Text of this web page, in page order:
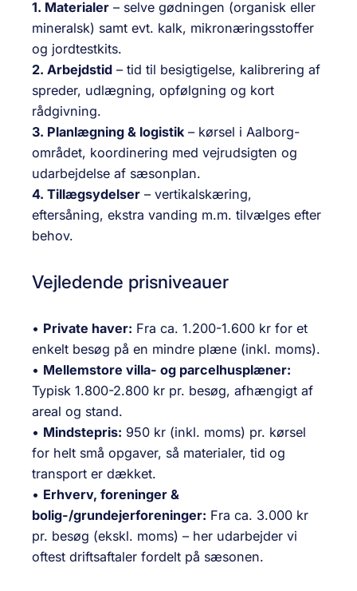
1. Materialer – selve gødningen (organisk eller
mineralsk) samt evt. kalk, mikronæringsstoffer
og jordtestkits.
2. Arbejdstid – tid til besigtigelse, kalibrering af
spreder, udlægning, opfølgning og kort
rådgivning.
3. Planlægning & logistik – kørsel i Aalborg-
området, koordinering med vejrudsigten og
udarbejdelse af sæsonplan.
4. Tillægsydelser – vertikalskæring,
eftersåning, ekstra vanding m.m. tilvælges efter
behov.
Vejledende prisniveauer
• Private haver: Fra ca. 1.200-1.600 kr for et
enkelt besøg på en mindre plæne (inkl. moms).
• Mellemstore villa- og parcelhusplæner:
Typisk 1.800-2.800 kr pr. besøg, afhængigt af
areal og stand.
• Mindstepris: 950 kr (inkl. moms) pr. kørsel
for helt små opgaver, så materialer, tid og
transport er dækket.
• Erhverv, foreninger &
bolig-/grundejerforeninger: Fra ca. 3.000 kr
pr. besøg (ekskl. moms) – her udarbejder vi
oftest driftsaftaler fordelt på sæsonen.